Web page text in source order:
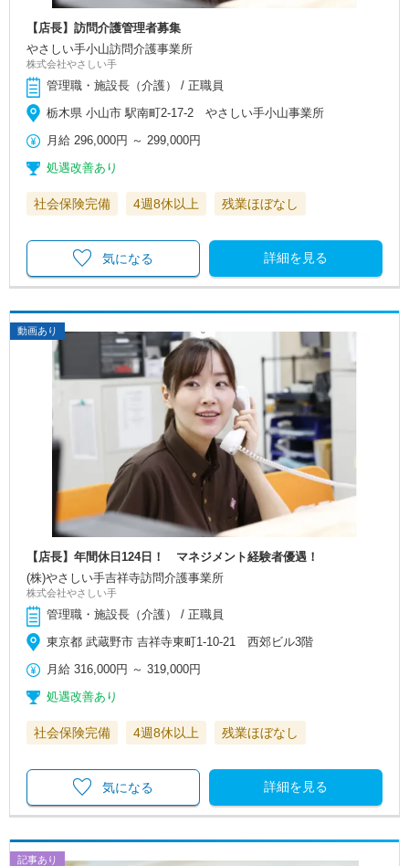
【店長】訪問介護管理者募集
やさしい手小山訪問介護事業所
株式会社やさしい手
管理職・施設長（介護） / 正職員
栃木県 小山市 駅南町2-17-2 やさしい手小山事業所
月給 296,000円 ～ 299,000円
処遇改善あり
社会保険完備 4週8休以上 残業ほぼなし
詳細を見る
気になる
動画あり
【店長】年間休日124日！ マネジメント経験者優遇！
(株)やさしい手吉祥寺訪問介護事業所
株式会社やさしい手
管理職・施設長（介護） / 正職員
東京都 武蔵野市 吉祥寺東町1-10-21 西郊ビル3階
月給 316,000円 ～319,000円
処遇改善あり
社会保険完備 4週8休以上 残業ほぼなし
詳細を見る
気になる
記事あり